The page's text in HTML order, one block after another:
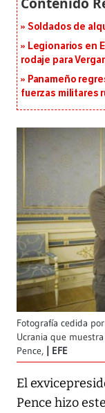
Soldados de
Legionarios en
rodaje para
Panameño
fuerzas militares
Fotografía cedida
Ucrania que
Pence,
EFE
El
Pence hizo